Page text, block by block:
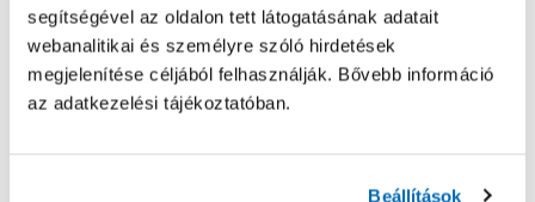
segítségével az oldalon tett látogatásának adatait
webanalitikai és személyre szóló hirdetések
megjelenítése céljából felhasználják. Bővebb információ
az adatkezelési tájékoztatóban.
Beállítások